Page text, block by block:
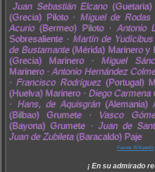
Juan Sebastián Elcano
(Grecia) Piloto · Miguel de Rodas
Acurio (Bermeo) Piloto ·Antonio
Sobresaliente · Martín de Yudícibus
de Bustamante(Mérida) Marinero y
(Grecia) Marinero ·Miguel
Marinero ·Antonio Hernández
·Francisco Rodríguez(Portugal)
(Huelva) Marinero · Diego Carmena
· Hans, de Aquisgrán(Alemania)
(Bilbao) Grumete ·Vasco
(Bayona) Grumete ·Juan de
Juan de Zubileta (Baracaldo) Paje
Fuente: Wikipedia
¡ En su admirado